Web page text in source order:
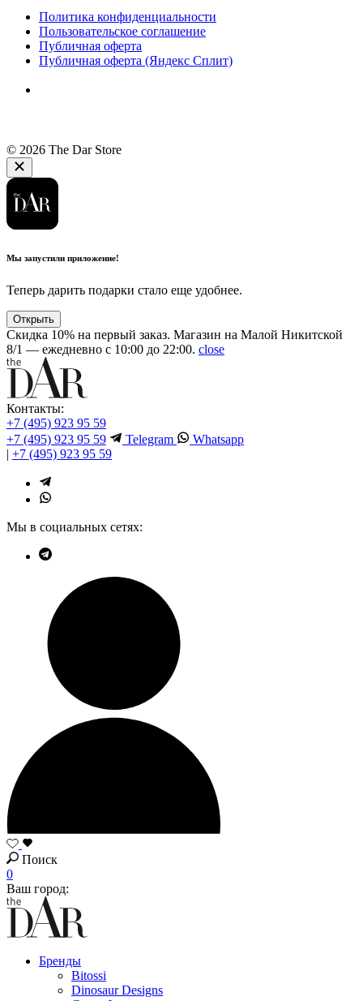
Политика конфиденциальности
Пользовательское соглашение
Публичная оферта
Публичная оферта (Яндекс Сплит)
© 2026 The Dar Store
Мы запустили приложение!
Теперь дарить подарки стало еще удобнее.
Открыть
Скидка 10% на первый заказ. Магазин на Малой Никитской
8/1 — ежедневно с 10:00 до 22:00. close
Контакты:
+7 (495) 923 95 59
+7 (495) 923 95 59
Telegram
Whatsapp
| +7 (495) 923 95 59
Мы в социальных сетях:
Поиск
0
Ваш город:
Бренды
Bitossi
Dinosaur Designs